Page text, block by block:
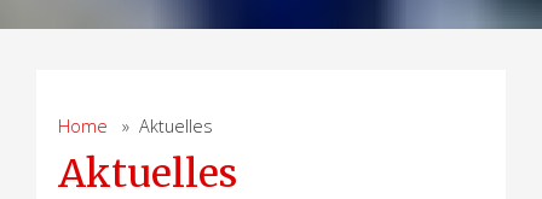
Home » Aktuelles
Aktuelles